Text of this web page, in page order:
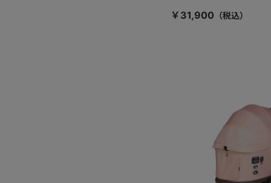
￥31,900